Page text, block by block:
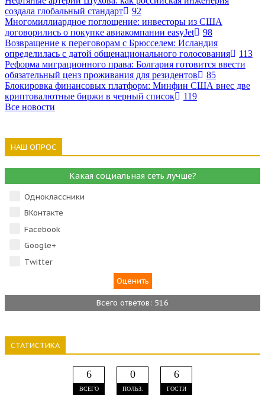
создала глобальный стандарт
92
Многомиллиардное поглощение: инвесторы из США
договорились о покупке авиакомпании easyJet
98
Возвращение к переговорам с Брюсселем: Исландия
определилась с датой общенационального голосования
113
Реформа миграционного права: Болгария готовится ввести
обязательный ценз проживания для резидентов
85
Блокировка финансовых платформ: Минфин США внес две
криптовалютные биржи в черный список
119
Все новости
НАШ ОПРОС
Какая социальная сеть лучше?
Одноклассники
ВКонтакте
Facebook
Google+
Тwitter
Всего ответов: 516
СТАТИСТИКА
6
ВСЕГО
0
ПОЛЬЗ.
6
ГОСТИ